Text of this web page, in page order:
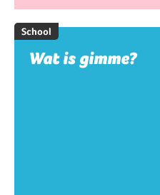
School
Wat is gimme?